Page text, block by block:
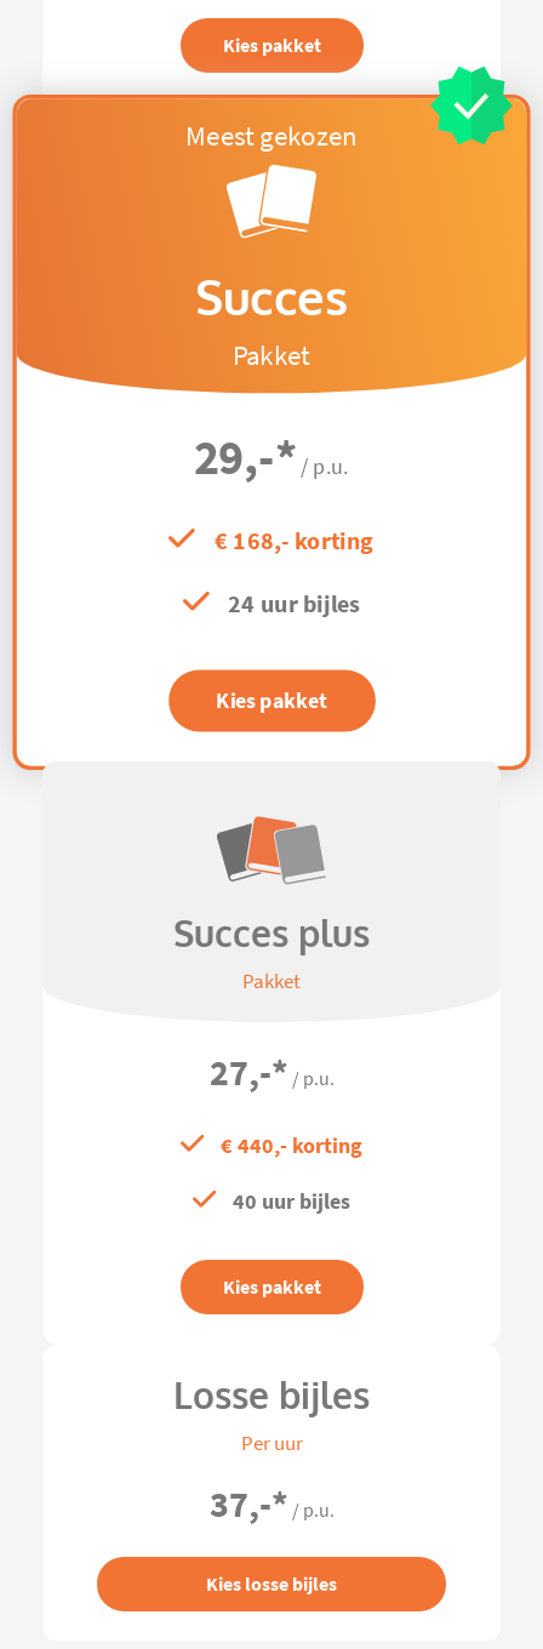
Kies pakket
Succes
Pakket
29,-* / p.u.
€ 168,- korting
24 uur bijles
Kies pakket
Succes plus
Pakket
27,-* / p.u.
€ 440,- korting
40 uur bijles
Kies pakket
Losse bijles
Per uur
37,-* / p.u.
Kies losse bijles